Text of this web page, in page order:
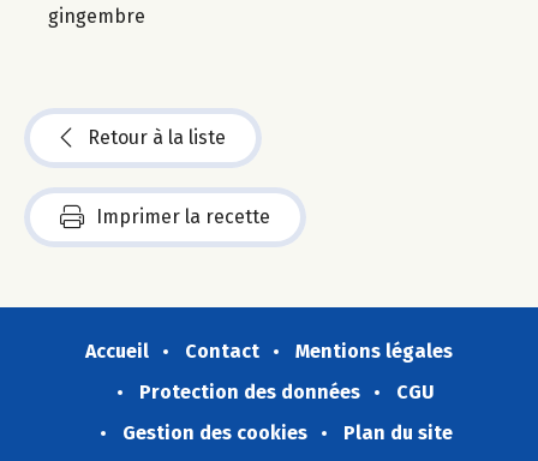
gingembre
Retour à la liste
Imprimer la recette
Accueil Contact
Mentions légales
Protection des données
CGU
Gestion des cookies
Plan du site